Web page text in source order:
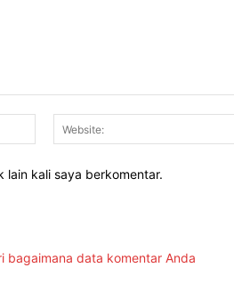
Email:*
lain kali saya berkomentar.
bagaimana data komentar Anda